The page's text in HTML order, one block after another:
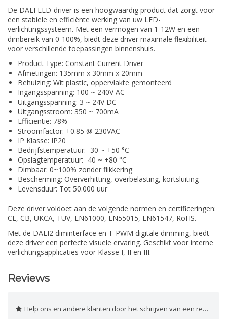
De DALI LED-driver is een hoogwaardig product dat zorgt voor
een stabiele en efficiënte werking van uw LED-
verlichtingssysteem. Met een vermogen van 1-12W en een
dimbereik van 0-100%, biedt deze driver maximale flexibiliteit
voor verschillende toepassingen binnenshuis.
Product Type: Constant Current Driver
Afmetingen: 135mm x 30mm x 20mm
Behuizing: Wit plastic, oppervlakte gemonteerd
Ingangsspanning: 100 ~ 240V AC
Uitgangsspanning: 3 ~ 24V DC
Uitgangsstroom: 350 ~ 700mA
Efficiëntie: 78%
Stroomfactor: +0.85 @ 230VAC
IP Klasse: IP20
Bedrijfstemperatuur: -30 ~ +50 °C
Opslagtemperatuur: -40 ~ +80 °C
Dimbaar: 0~100% zonder flikkering
Bescherming: Oververhitting, overbelasting, kortsluiting
Levensduur: Tot 50.000 uur
Deze driver voldoet aan de volgende normen en certificeringen:
CE, CB, UKCA, TUV, EN61000, EN55015, EN61547, RoHS.
Met de DALI2 diminterface en T-PWM digitale dimming, biedt
deze driver een perfecte visuele ervaring. Geschikt voor interne
verlichtingsapplicaties voor Klasse I, II en III.
Reviews
Help ons en andere klanten door het schrijven van een review